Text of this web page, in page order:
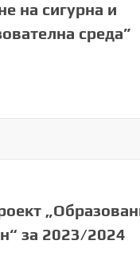
на сигурна и
среда”
за 2023/2024